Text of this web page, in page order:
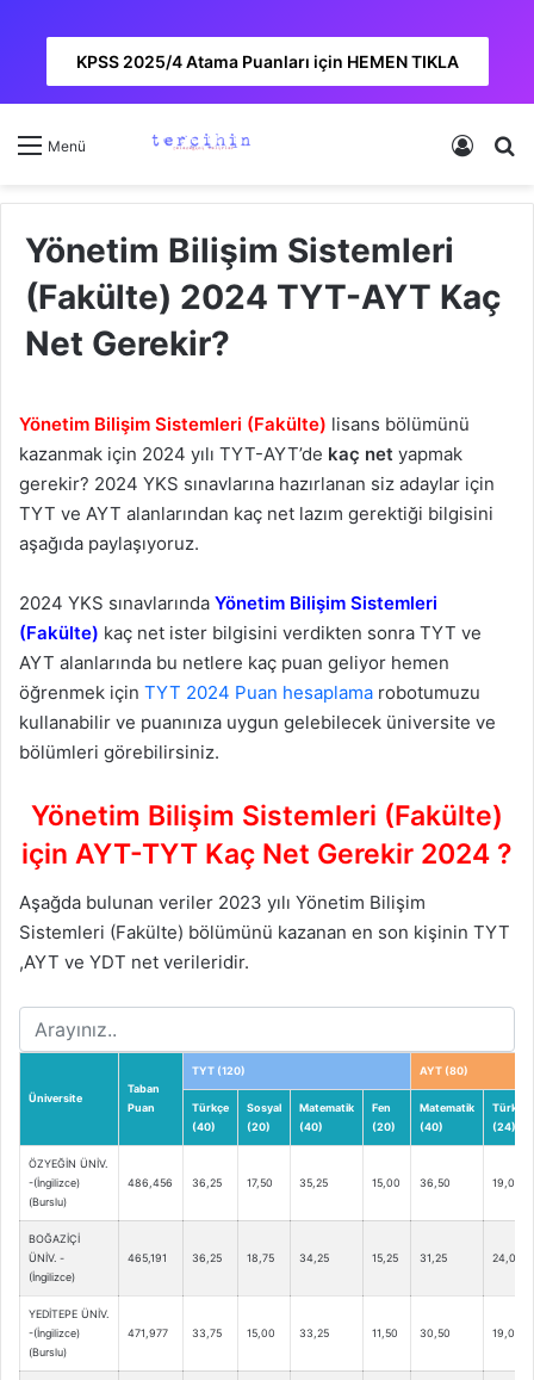
KPSS 2025/4 Atama Puanları için HEMEN TIKLA
Menü Kayıt
Yönetim Bilişim Sistemleri
(Fakülte) 2024 TYT-AYT Kaç
Net Gerekir?
Yönetim Bilişim Sistemleri (Fakülte) lisans bölümünü
kazanmak için 2024 yılı TYT-AYT’de kaç net yapmak
gerekir? 2024 YKS sınavlarına hazırlanan siz adaylar için
TYT ve AYT alanlarından kaç net lazım gerektiği bilgisini
aşağıda paylaşıyoruz.
2024 YKS sınavlarında Yönetim Bilişim Sistemleri
(Fakülte) kaç net ister bilgisini verdikten sonra TYT ve
AYT alanlarında bu netlere kaç puan geliyor hemen
öğrenmek için TYT 2024 Puan hesaplama robotumuzu
kullanabilir ve puanınıza uygun gelebilecek üniversite ve
bölümleri görebilirsiniz.
Yönetim Bilişim Sistemleri (Fakülte)
için AYT-TYT Kaç Net Gerekir 2024 ?
Aşağda bulunan veriler 2023 yılı Yönetim Bilişim
Sistemleri (Fakülte) bölümünü kazanan en son kişinin TYT
,AYT ve YDT net verileridir.
Üniversite
Taban
Puan
TYT (120) AYT (80)
Türkçe
(40)
Sosyal
(20)
Matematik
(40)
Fen
(20)
Matematik
(40)
Türkçe
(24)
ÖZYEĞİN ÜNİV.
-(İngilizce)
(Burslu)
486,456 36,25 17,50 35,25 15,00 36,50 19,00
BOĞAZİÇİ
ÜNİV. -
(İngilizce)
465,191 36,25 18,75 34,25 15,25 31,25 24,00
YEDİTEPE ÜNİV.
-(İngilizce)
(Burslu)
471,977 33,75 15,00 33,25 11,50 30,50 19,00